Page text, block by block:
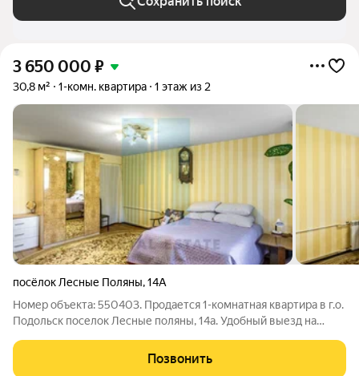
3 650 000 ₽
30,8 м² 1-комн. квартира 1 этаж из 2
посёлок Лесные Поляны,14А
Номер объекта: 550403. Продается 1-комнатная квартира в г.о.
Подольск поселок Лесные поляны, 14а. Удобный выезд на
Каширское скоростные шоссе. Квартира общей площадью
30,8м2 располагается на 1-м
Позвонить